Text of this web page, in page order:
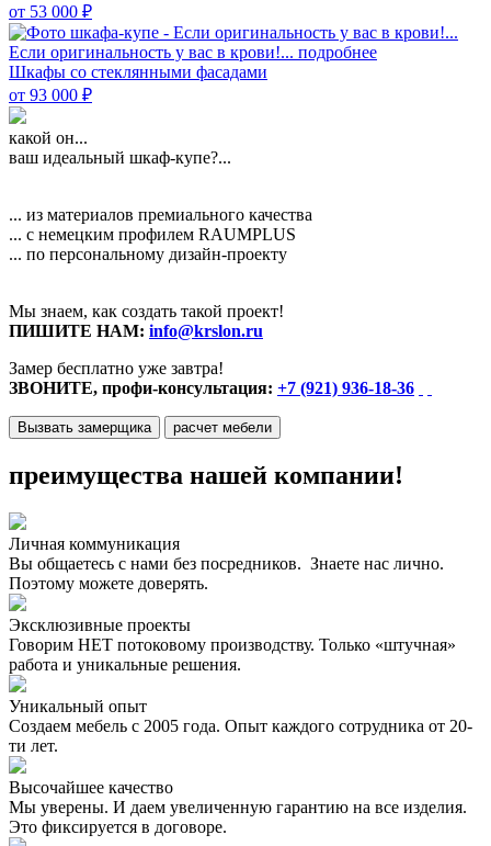
от 53 000 ₽
Если оригинальность у вас в крови!... подробнее
Шкафы со стеклянными фасадами
от 93 000 ₽
какой он...
ваш идеальный шкаф-купе?...
... из материалов премиального качества
... с немецким профилем RAUMPLUS
... по персональному дизайн-проекту
Мы знаем, как создать такой проект!
ПИШИТЕ НАМ: info@krslon.ru
Замер бесплатно уже завтра!
ЗВОНИТЕ, профи-консультация: +7 (921) 936-18-36
Вызвать замерщика расчет мебели
преимущества нашей компании!
Личная коммуникация
Вы общаетесь с нами без посредников. Знаете нас лично.
Поэтому можете доверять.
Эксклюзивные проекты
Говорим НЕТ потоковому производству. Только «штучная»
работа и уникальные решения.
Уникальный опыт
Создаем мебель с 2005 года. Опыт каждого сотрудника от 20-
ти лет.
Высочайшее качество
Мы уверены. И даем увеличенную гарантию на все изделия.
Это фиксируется в договоре.